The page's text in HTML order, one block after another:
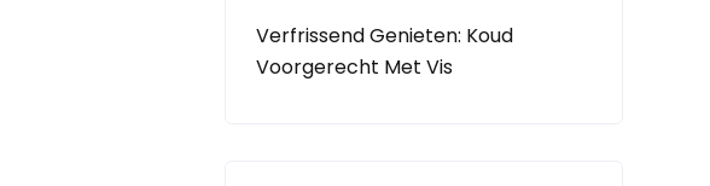
Verfrissend Genieten: Koud
Voorgerecht Met Vis